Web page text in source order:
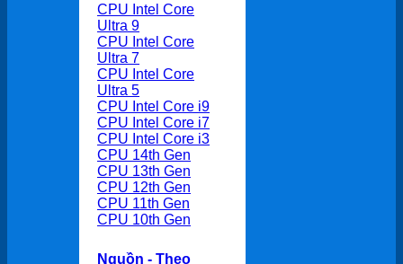
CPU Intel Core
Ultra 9
CPU Intel Core
Ultra 7
CPU Intel Core
Ultra 5
CPU Intel Core i9
CPU Intel Core i7
CPU Intel Core i3
CPU 14th Gen
CPU 13th Gen
CPU 12th Gen
CPU 11th Gen
CPU 10th Gen
Nguồn - Theo